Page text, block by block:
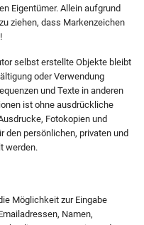
Eigentümer. Allein aufgrund
ziehen, dass Markenzeichen
selbst erstellte Objekte bleibt
oder Verwendung
und Texte in anderen
ist ohne ausdrückliche
Fotokopien und
den persönlichen, privaten und
werden.
Möglichkeit zur Eingabe
Namen,